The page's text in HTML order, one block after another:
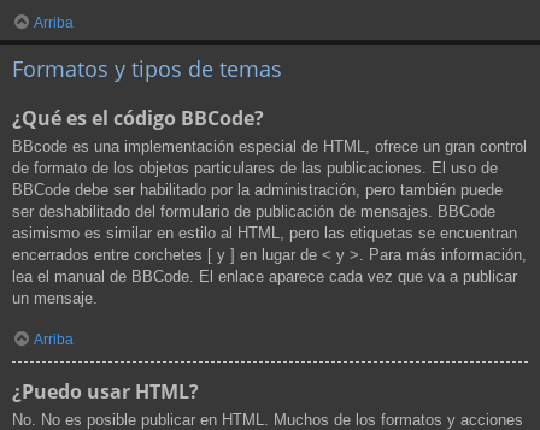
Arriba
Formatos y tipos de temas
¿Qué es el código BBCode?
BBcode es una implementación especial de HTML, ofrece un gran control
de formato de los objetos particulares de las publicaciones. El uso de
BBCode debe ser habilitado por la administración, pero también puede
ser deshabilitado del formulario de publicación de mensajes. BBCode
asimismo es similar en estilo al HTML, pero las etiquetas se encuentran
encerrados entre corchetes [ y ] en lugar de < y >. Para más información,
lea el manual de BBCode. El enlace aparece cada vez que va a publicar
un mensaje.
Arriba
¿Puedo usar HTML?
No. No es posible publicar en HTML. Muchos de los formatos y acciones